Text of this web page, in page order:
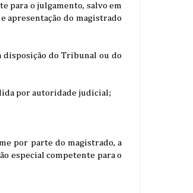
para o julgamento, salvo em
apresentação do magistrado
disposição do Tribunal ou do
por autoridade judicial;
por parte do magistrado, a
especial competente para o